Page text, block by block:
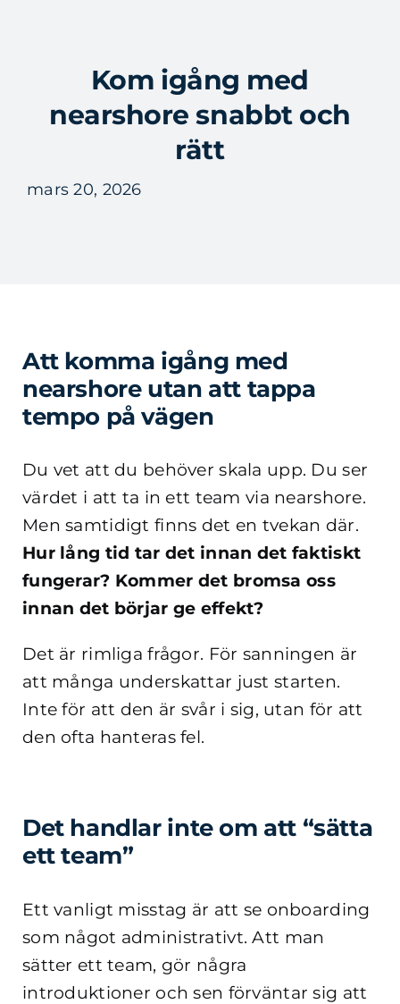
Kom igång med
nearshore snabbt och
rätt
mars 20, 2026
Att komma igång med
nearshore utan att tappa
tempo på vägen
Du vet att du behöver skala upp. Du ser
värdet i att ta in ett team via nearshore.
Men samtidigt finns det en tvekan där.
Hur lång tid tar det innan det faktiskt
fungerar? Kommer det bromsa oss
innan det börjar ge effekt?
Det är rimliga frågor. För sanningen är
att många underskattar just starten.
Inte för att den är svår i sig, utan för att
den ofta hanteras fel.
Det handlar inte om att “sätta
ett team”
Ett vanligt misstag är att se onboarding
som något administrativt. Att man
sätter ett team, gör några
introduktioner och sen förväntar sig att